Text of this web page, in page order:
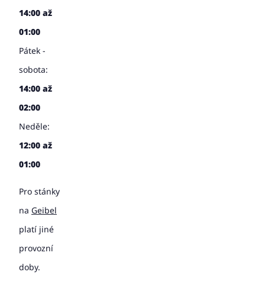
14:00 až
01:00
Pátek -
sobota:
14:00 až
02:00
Neděle:
12:00 až
01:00
Pro stánky
na Geibel
platí jiné
provozní
doby.